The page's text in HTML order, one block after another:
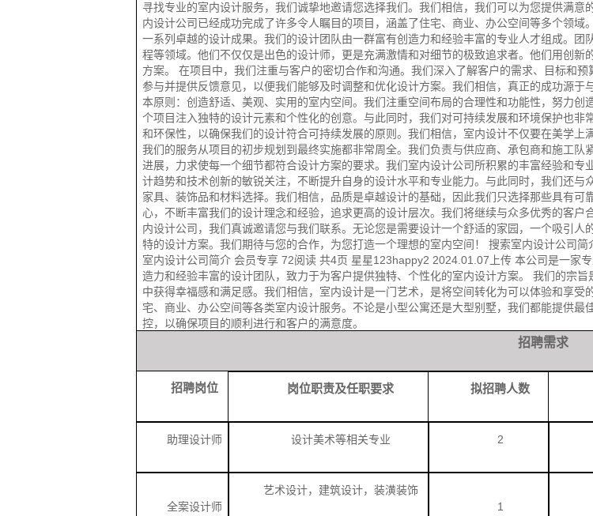
寻找专业的室内设计服务，我们诚挚地邀请您选择我们。我们相信，我们可以为您提供满
内设计公司已经成功完成了许多令人瞩目的项目，涵盖了住宅、商业、办公空间等多个领
一系列卓越的设计成果。我们的设计团队由一群富有创造力和经验丰富的专业人才组成。
程等领域。他们不仅仅是出色的设计师，更是充满激情和对细节的极致追求者。他们用创
方案。 在项目中，我们注重与客户的密切合作和沟通。我们深入了解客户的需求、目标和
参与并提供反馈意见，以便我们能够及时调整和优化设计方案。我们相信，真正的成功源
本原则：创造舒适、美观、实用的室内空间。我们注重空间布局的合理性和功能性，努力
个项目注入独特的设计元素和个性化的创意。与此同时，我们对可持续发展和环境保护也
和环保性，以确保我们的设计符合可持续发展的原则。我们相信，室内设计不仅要在美学上
我们的服务从项目的初步规划到最终实施都非常周全。我们负责与供应商、承包商和施工
进展，力求使每一个细节都符合设计方案的要求。我们室内设计公司所积累的丰富经验和
计趋势和技术创新的敏锐关注，不断提升自身的设计水平和专业能力。与此同时，我们还
家具、装饰品和材料选择。我们相信，品质是卓越设计的基础，因此我们只选择那些具有
心，不断丰富我们的设计理念和经验，追求更高的设计层次。我们将继续与众多优秀的客
内设计公司，我们真诚邀请您与我们联系。无论您是需要设计一个舒适的家园，一个吸引
特的设计方案。我们期待与您的合作，为您打造一个理想的室内空间！ 搜索室内设计公司
室内设计公司简介 会员专享 72阅读 共4页 星星123happy2 2024.01.07上传 本公司是一家
造力和经验丰富的设计团队，致力于为客户提供独特、个性化的室内设计方案。 我们的宗
中获得幸福感和满足感。我们相信，室内设计是一门艺术，是将空间转化为可以体验和享
宅、商业、办公空间等各类室内设计服务。不论是小型公寓还是大型别墅，我们都能提供
控，以确保项目的顺利进行和客户的满意度。
招聘需求
招聘岗位 岗位职责及任职要求 拟招聘人数
助理设计师 设计美术等相关专业 2
全案设计师
艺术设计，建筑设计，装潢装饰
1